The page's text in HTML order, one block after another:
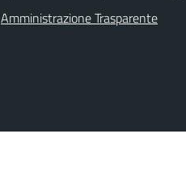
Amministrazione Trasparente